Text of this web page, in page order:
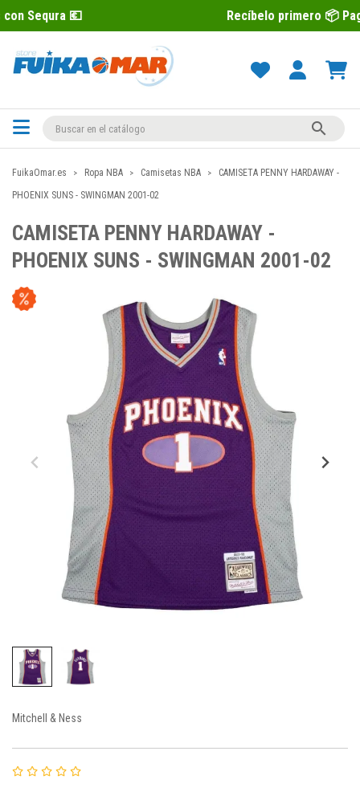
Recíbelo primero 📦 Paga después

FuikaOmar.es Ropa NBA Camisetas NBA
CAMISETA PENNY HARDAWAY -
PHOENIX SUNS - SWINGMAN 2001-02
CAMISETA PENNY HARDAWAY -
PHOENIX SUNS - SWINGMAN 2001-02
Mitchell & Ness